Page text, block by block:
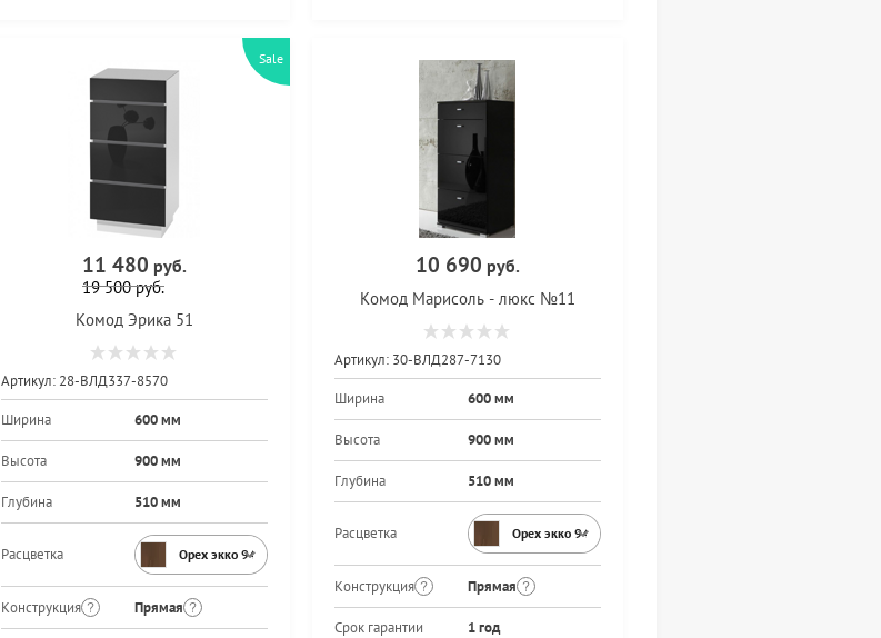
Sale
11 480 руб.
19 500руб.
Комод Эрика 51
Артикул:28-ВЛД337-8570
Ширина 600 мм
Высота 900 мм
Глубина 510 мм
Расцветка Орех экко 9459PR
Конструкция Прямая
10 690 руб.
Комод Марисоль - люкс №11
Артикул:30-ВЛД287-7130
Ширина 600 мм
Высота 900 мм
Глубина 510 мм
Расцветка Орех экко 9459PR
Конструкция Прямая
Срок гарантии
1 год